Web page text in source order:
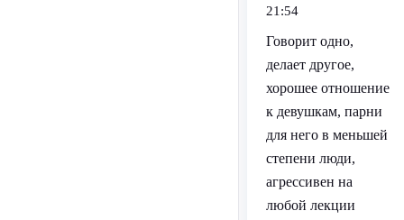
21:54
Говорит одно,
делает другое,
хорошее отношение
к девушкам, парни
для него в меньшей
степени люди,
агрессивен на
любой лекции